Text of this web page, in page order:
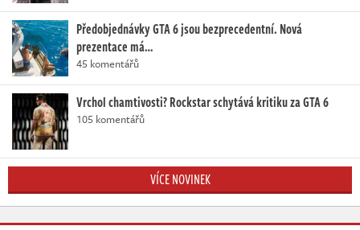
Předobjednávky GTA 6 jsou bezprecedentní. Nová
prezentace má…
45 komentářů
Vrchol chamtivosti? Rockstar schytává kritiku za GTA 6
105 komentářů
VÍCE NOVINEK